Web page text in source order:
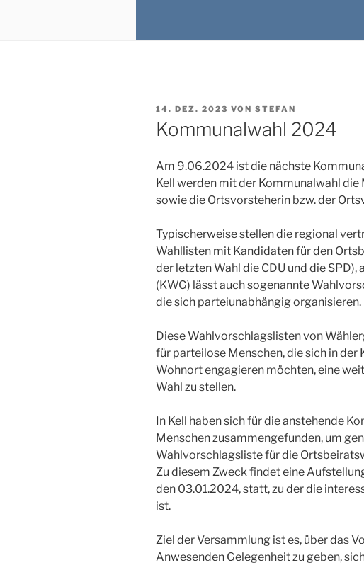
VERÖFFENTLICHT
AM
14. DEZ. 2023 VON STEFAN
Kommunalwahl 2024
Am 9.06.2024 ist die nächste
Kell werden mit der Kommunalwahl
sowie die Ortsvorsteherin bzw. der
Typischerweise stellen die regional
Wahllisten mit Kandidaten für den
der letzten Wahl die CDU und die
(KWG) lässt auch sogenannte
die sich parteiunabhängig organisieren.
Diese Wahlvorschlagslisten von
für parteilose Menschen, die sich in
Wohnort engagieren möchten, eine
Wahl zu stellen.
In Kell haben sich für die anstehende
Menschen zusammengefunden, um
Wahlvorschlagsliste für die
Zu diesem Zweck findet eine
den 03.01.2024, statt, zu der die
ist.
Ziel der Versammlung ist es, über das
Anwesenden Gelegenheit zu geben,